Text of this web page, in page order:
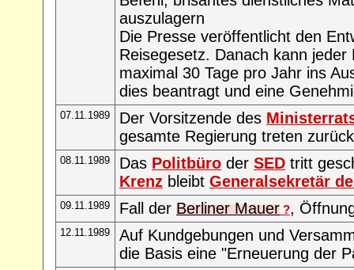
auszulagern
Die Presse veröffentlicht den
Reisegesetz. Danach kann
maximal 30 Tage pro Jahr ins
dies beantragt und eine
07.11.1989 Der Vorsitzende des
gesamte Regierung treten zurück
08.11.1989 Das Politbüro der SED tritt
Krenz bleibt Generalsekretär
09.11.1989 Fall der Berliner Mauer ?,
12.11.1989
Auf Kundgebungen und
die Basis eine "Erneuerung der